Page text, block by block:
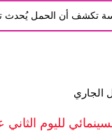
أن الحمل يُحدث تغييرات
لليوم الثاني